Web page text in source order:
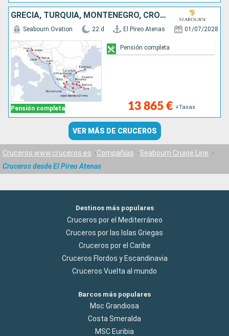
GRECIA, TURQUÍA, MONTENEGRO, CROACIA, ESLOVENIA, ITALIA
Pensión completa
Seabourn Ovation 22 d El Pireo Atenas 01/07/2028
13 865 € +Tasas
Pensión completa
VER MÁS DE CRUCEROS
Cruceros www.cruceros.es Compañías
Seabourn Cruise Line
Cruceros desde El Pireo Atenas
Destinos más populares
Cruceros por el Mediterráneo
Cruceros por las Islas Griegas
Cruceros por el Caribe
Cruceros Flordos y Escandinavia
Cruceros Vuelta al mundo
Barcos más populares
Msc Grandiosa
Costa Smeralda
MSC Euribia